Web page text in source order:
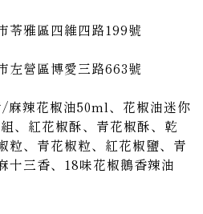
苓雅區四維四路199號
左營區博愛三路663號
麻辣花椒油50ml、花椒油迷你
、紅花椒酥、青花椒酥、乾
粒、青花椒粒、紅花椒鹽、青
十三香、18味花椒鵝香辣油